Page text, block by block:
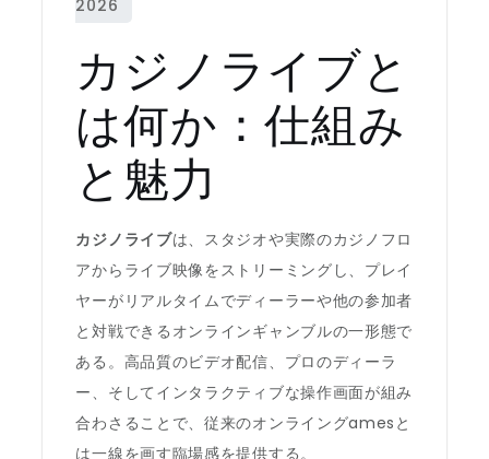
カジノライブと
は何か：仕組み
と魅力
カジノライブは、スタジオや実際のカジノフロ
アからライブ映像をストリーミングし、プレイ
ヤーがリアルタイムでディーラーや他の参加者
と対戦できるオンラインギャンブルの一形態で
ある。高品質のビデオ配信、プロのディーラ
ー、そしてインタラクティブな操作画面が組み
合わさることで、従来のオンライングamesと
は一線を画す臨場感を提供する。